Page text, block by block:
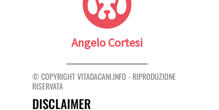
Angelo Cortesi
© COPYRIGHT VITADACANI.INFO - RIPRODUZIONE
RISERVATA
DISCLAIMER